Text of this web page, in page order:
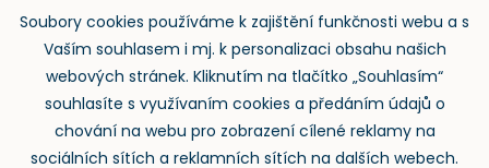
Zpětný odběr
Soubory cookies používáme k zajištění funkčnosti webu a s
Vaším souhlasem i mj. k personalizaci obsahu našich
webových stránek. Kliknutím na tlačítko „Souhlasím“
souhlasíte s využívaním cookies a předáním údajů o
chování na webu pro zobrazení cílené reklamy na
sociálních sítích a reklamních sítích na dalších webech.